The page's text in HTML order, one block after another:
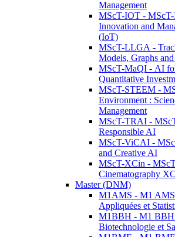
Management
MScT-IOT -
Innovation and
(IoT)
MScT-LLGA -
Models, Graphs
MScT-MaQI - AI
Quantitative
MScT-STEEM -
Environment :
Management
MScT-TRAI -
Responsible AI
MScT-ViCAI -
and Creative AI
MScT-XCin -
Cinematography
Master (DNM)
M1AMS - M1 AMS
Appliquées et
M1BBH - M1 BBH
Biotechnologie et